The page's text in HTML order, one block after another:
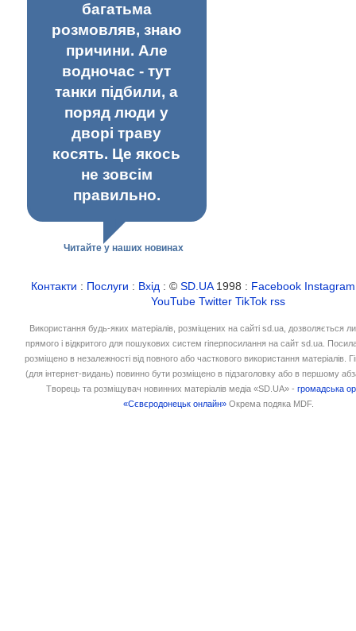
багатьма
розмовляв, знаю
причини. Але
водночас - тут
танки підбили, а
поряд люди у
дворі траву
косять. Це якось
не зовсім
правильно.
Читайте у наших новинах
Контакти : Послуги : Вхід : ©SD.UA1998 : Facebook Instagram
YouTube Twitter TikTok rss
Використання будь-яких матеріалів, розміщених на сайті sd.ua, дозволяється
прямого і відкритого для пошукових систем гіперпосилання на сайт sd.ua.
розміщено в незалежності від повного або часткового використання матеріалів.
(для інтернет-видань) повинно бути розміщено в підзаголовку або в першому
Творець та розміщувач новинних матеріалів медіа «SD.UA» -громадська
«Сєвєродонецьк онлайн» Окрема подяка MDF.